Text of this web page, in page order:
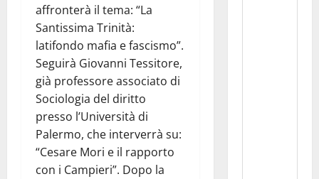
affronterà il tema: “La
Santissima Trinità:
latifondo mafia e fascismo”.
Seguirà Giovanni Tessitore,
già professore associato di
Sociologia del diritto
presso l’Università di
Palermo, che interverrà su:
“Cesare Mori e il rapporto
con i Campieri”. Dopo la